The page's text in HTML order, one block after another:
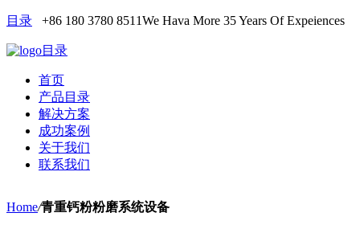
目录 +86 180 3780 8511We Hava More 35 Years Of Expeiences
目录
首页
产品目录
解决方案
成功案例
关于我们
联系我们
Home/青重钙粉粉磨系统设备